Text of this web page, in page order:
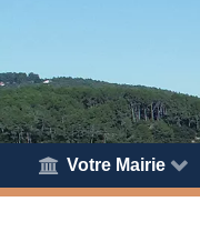
Votre Mairie